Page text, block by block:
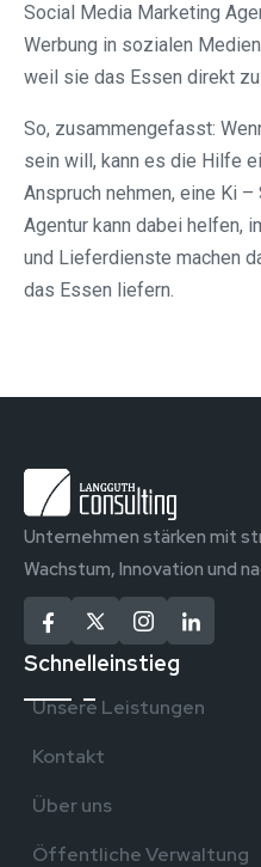
Social Media Marketing
Werbung in sozialen
weil sie das Essen direkt zu
So, zusammengefasst:
sein will, kann es die Hilfe
Anspruch nehmen, eine Ki
Agentur kann dabei helfen,
und Lieferdienste machen
das Essen liefern.
Unternehmen stärken mit
Wachstum, Innovation und
Schnelleinstieg
Unsere Leistungen
Kontakt
Über uns
Öffentliche Verwaltung